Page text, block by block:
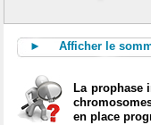
► Afficher le
La prophase
en place